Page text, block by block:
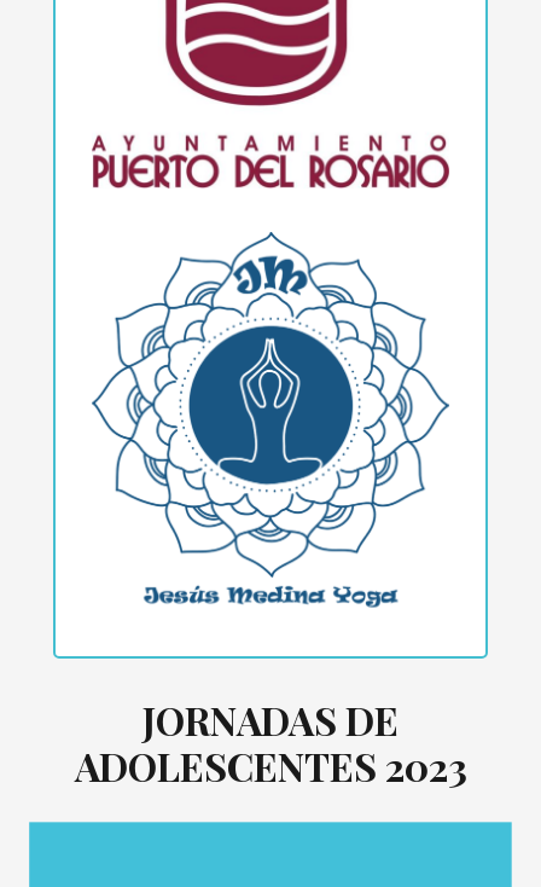
JORNADAS DE
ADOLESCENTES 2023